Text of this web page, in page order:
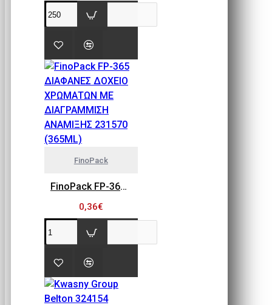
FinoPack
FinoPack FP-365 ΔΙΑΦΑΝΕΣ ΔΟΧΕΙΟ ΧΡΩΜΑΤΩΝ ΜΕ ΔΙΑΓΡΑΜΜΙΣΗ ΑΝΑΜΙΞΗΣ 231570 (365ML)
0,36€